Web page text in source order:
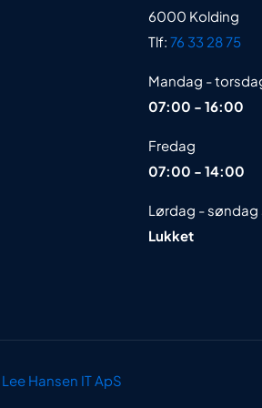
6000 Kolding
Tlf: 76 33 28 75
Mandag -
07:00 - 16:00
Fredag
07:00 - 14:00
Lørdag -
Lukket
Lee Hansen IT ApS